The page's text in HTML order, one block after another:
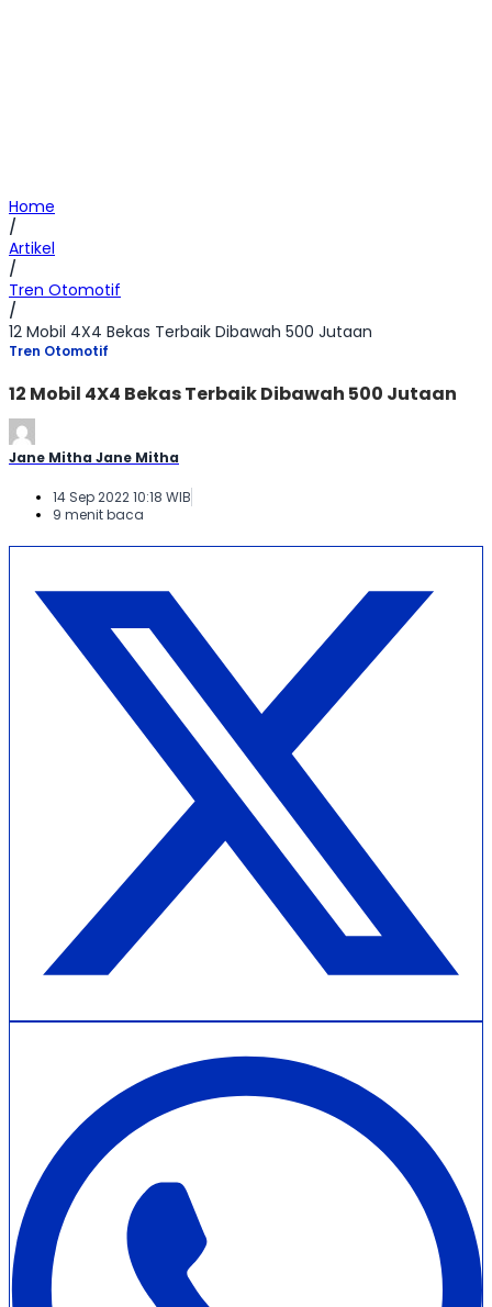
Home
/
Artikel
/
Tren Otomotif
/
12 Mobil 4X4 Bekas Terbaik Dibawah 500 Jutaan
Tren Otomotif
12 Mobil 4X4 Bekas Terbaik Dibawah 500 Jutaan
Jane Mitha Jane Mitha
14 Sep 2022 10:18 WIB
9 menit baca